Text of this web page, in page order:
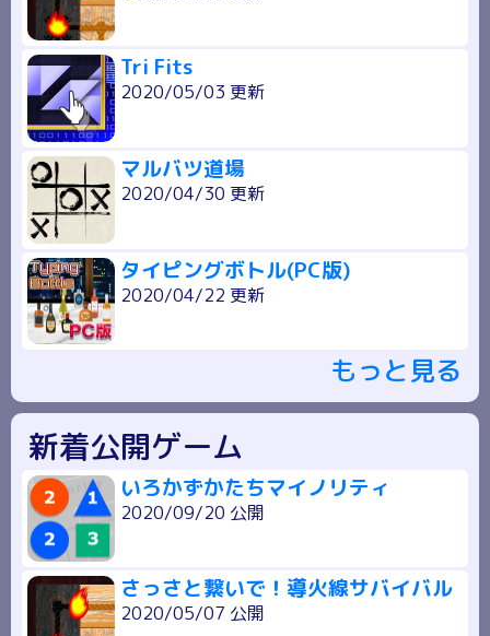
Tri Fits
2020/05/03 更新
マルバツ道場
2020/04/30 更新
タイピングボトル(PC版)
2020/04/22 更新
もっと見る
新着公開ゲーム
いろかずかたちマイノリティ
2020/09/20 公開
さっさと繋いで！導火線サバイバル
2020/05/07 公開